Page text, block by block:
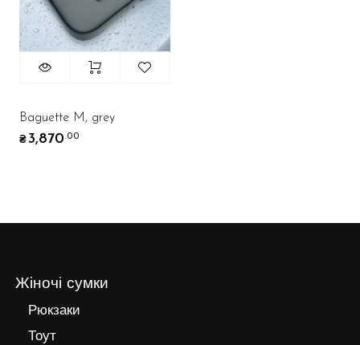
Baguette M, grey
₴3,870.00
Жіночі сумки
Рюкзаки
Тоут